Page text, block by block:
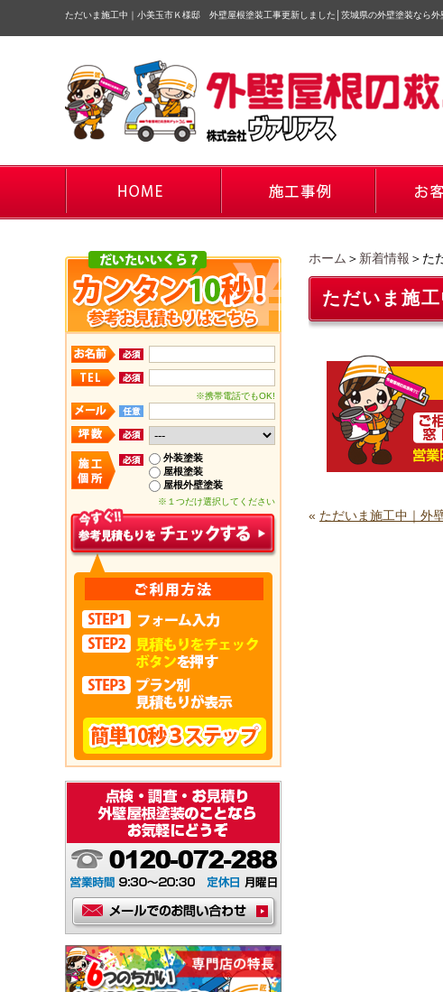
ただいま施工中｜小美玉市Ｋ様邸 外壁屋根塗装工事更新しました 茨城県の外壁塗装なら外
ホーム ＞ 新着情報 ＞た
ただいま施
« ただいま施工中｜外
※携帯電話でもOK!
外装塗装
屋根塗装
屋根外壁塗装
※１つだけ選択してください